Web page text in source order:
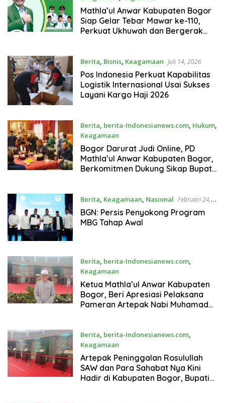
Agustus 3, 2026
Mathla’ul Anwar Kabupaten Bogor
Siap Gelar Tebar Mawar ke-110,
Perkuat Ukhuwah dan Bergerak
Berita, Bisnis, Keagamaan Juli 14, 2026
Pos Indonesia Perkuat Kapabilitas
Logistik Internasional Usai Sukses
Layani Kargo Haji 2026
Berita, berita-Indonesianews.com, Hukum,
Keagamaan
Juli 6, 2026
Bogor Darurat Judi Online, PD
Mathla’ul Anwar Kabupaten Bogor,
Berkomitmen Dukung Sikap Bupati
Berita, Keagamaan, Nasional Februari 24,
2026
BGN: Persis Penyokong Program
MBG Tahap Awal
Berita, berita-Indonesianews.com,
Keagamaan
Februari 21, 2026
Ketua Mathla’ul Anwar Kabupaten
Bogor, Beri Apresiasi Pelaksana
Pameran Artepak Nabi Muhamad
Berita, berita-Indonesianews.com,
Keagamaan
Februari 20, 2026
Artepak Peninggalan Rosulullah
SAW dan Para Sahabat Nya Kini
Hadir di Kabupaten Bogor, Bupati